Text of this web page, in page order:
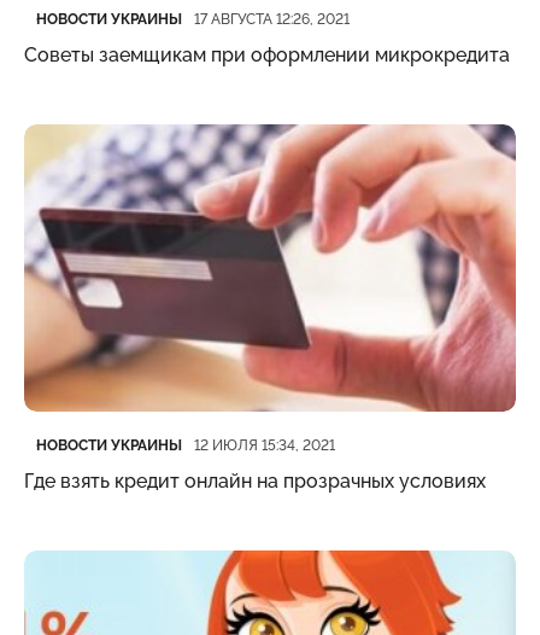
Категория
НОВОСТИ УКРАИНЫ
Дата публикации 17 АВГУСТА 12:26, 2021
Советы заемщикам при оформлении микрокредита
Категория
НОВОСТИ УКРАИНЫ
Дата публикации 12 ИЮЛЯ 15:34, 2021
Где взять кредит онлайн на прозрачных условиях